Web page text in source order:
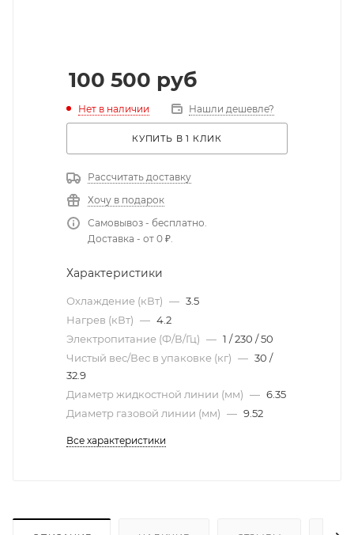
100 500 руб
Нет в наличии Нашли дешевле?
КУПИТЬ В 1 КЛИК
Рассчитать доставку
Хочу в подарок
Самовывоз - бесплатно.
Доставка - от 0 ₽.
Характеристики
Охлаждение (кВт) — 3.5
Нагрев (кВт) — 4.2
Электропитание (Ф/В/Гц) — 1 / 230 / 50
Чистый вес/Вес в упаковке (кг) — 30 /
32.9
Диаметр жидкостной линии (мм) — 6.35
Диаметр газовой линии (мм) — 9.52
Все характеристики